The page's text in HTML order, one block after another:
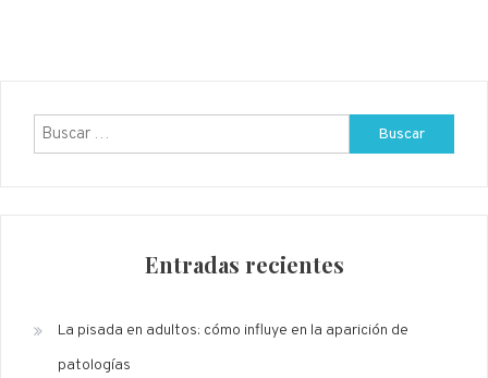
Buscar:
Entradas recientes
La pisada en adultos: cómo influye en la aparición de
patologías